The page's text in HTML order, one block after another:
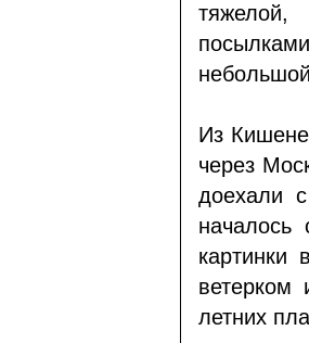
Из
через
доехали
картинки
ветерком
летних